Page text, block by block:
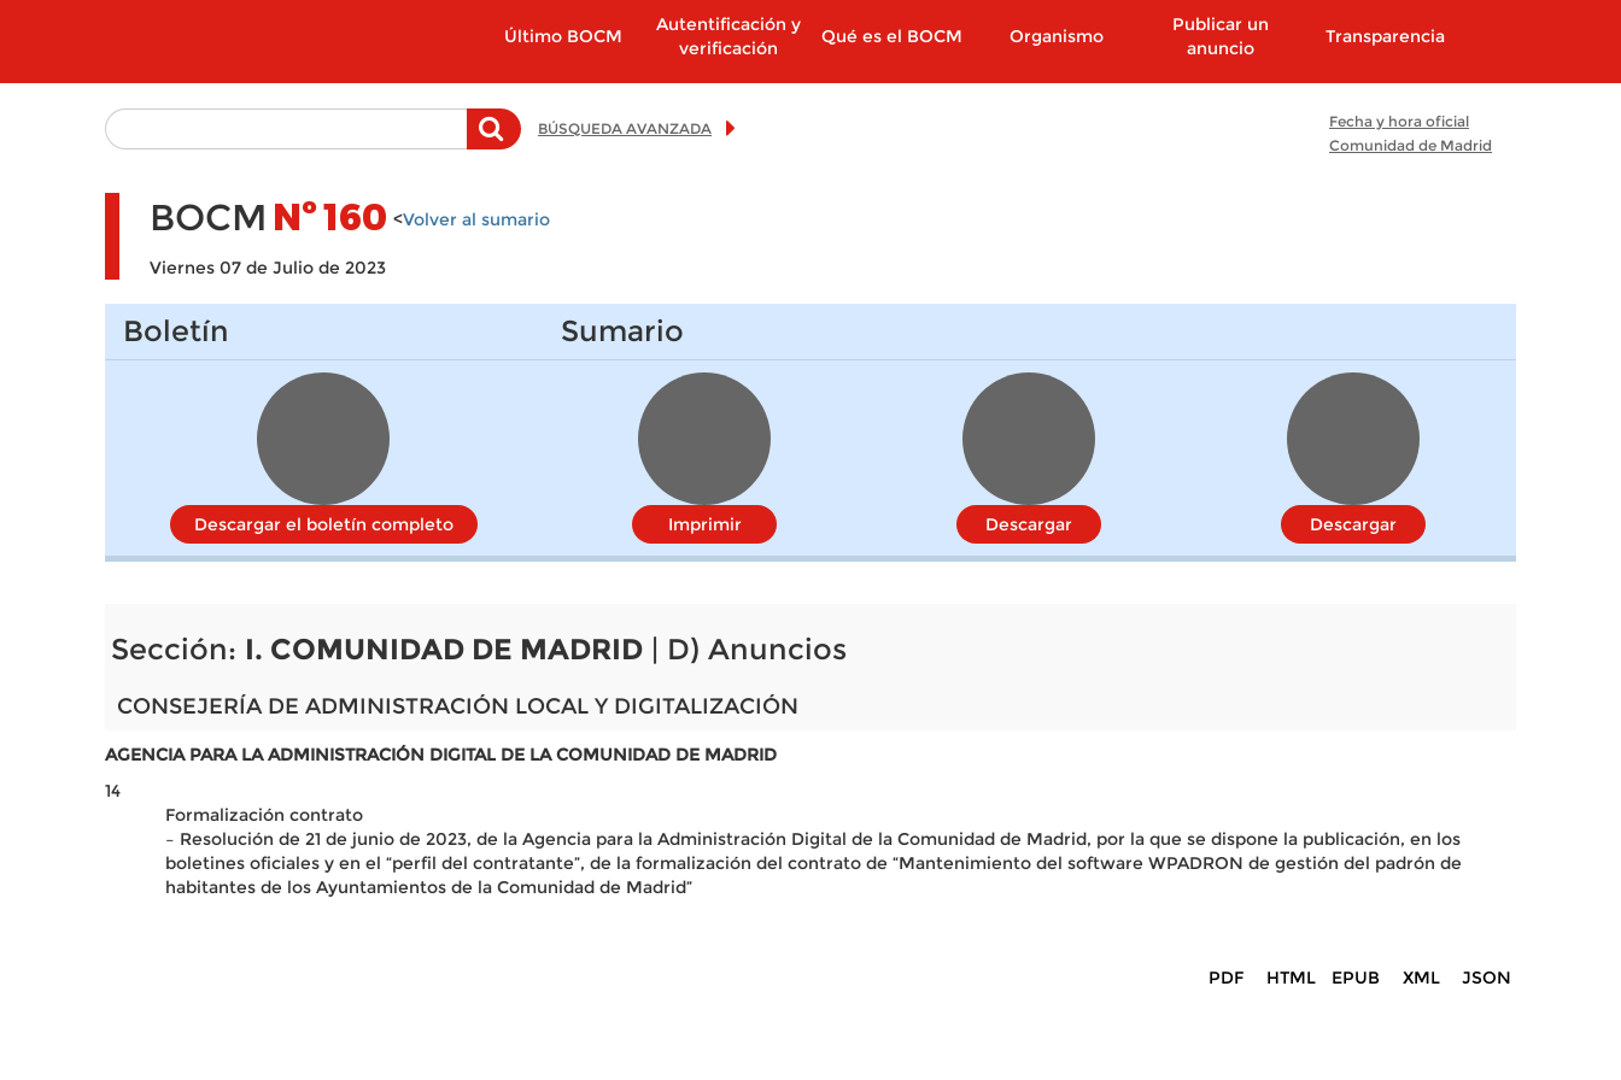
Último BOCM
Autentificación y
verificación
Qué es el BOCM Organismo
Publicar un
anuncio
Transparencia
Fecha y hora oficial
Comunidad de Madrid
BÚSQUEDA AVANZADA
BOCM Nº160 <Volver al sumario
Viernes 07 de Julio de 2023
Boletín
Descargar el boletín completo
Sumario
Imprimir Descargar Descargar
Sección: I. COMUNIDAD DE MADRID | D) Anuncios
CONSEJERÍA DE ADMINISTRACIÓN LOCAL Y DIGITALIZACIÓN
AGENCIA PARA LA ADMINISTRACIÓN DIGITAL DE LA COMUNIDAD DE MADRID
14
Formalización contrato
– Resolución de 21 de junio de 2023, de la Agencia para la Administración Digital de la Comunidad de Madrid, por la que se dispone la publicación, en los
boletines oficiales y en el “perfil del contratante”, de la formalización del contrato de “Mantenimiento del software WPADRON de gestión del padrón de
habitantes de los Ayuntamientos de la Comunidad de Madrid”
PDF HTML EPUB XML JSON